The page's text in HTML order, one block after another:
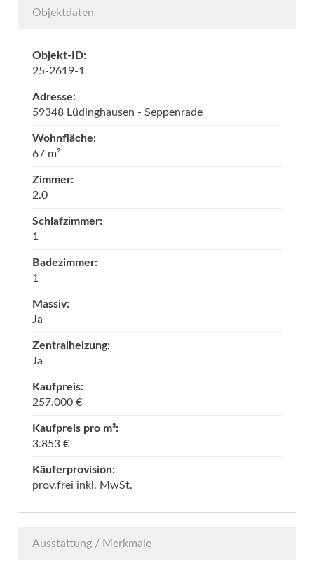
Objektdaten
Objekt-ID:
25-2619-1
Adresse:
59348 Lüdinghausen - Seppenrade
Wohnfläche:
67 m²
Zimmer:
2.0
Schlafzimmer:
1
Badezimmer:
1
Massiv:
Ja
Zentralheizung:
Ja
Kaufpreis:
257.000 €
Kaufpreis pro m²:
3.853 €
Käuferprovision:
prov.frei inkl. MwSt.
Ausstattung / Merkmale